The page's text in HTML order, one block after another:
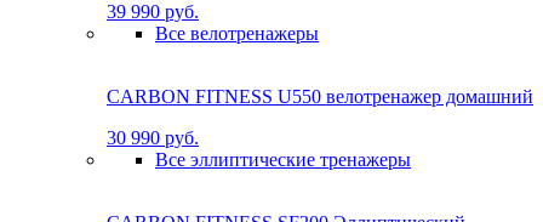
39 990 руб.
Все велотренажеры
CARBON FITNESS U550 велотренажер домашний
30 990 руб.
Все эллиптические тренажеры